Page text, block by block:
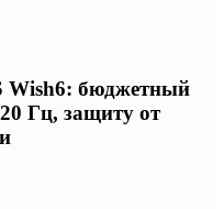
Wish6: бюджетный
Гц, защиту от